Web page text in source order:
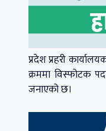
प्रदेश प्रहरी
क्रममा विस्फोटक
जनाएको छ।